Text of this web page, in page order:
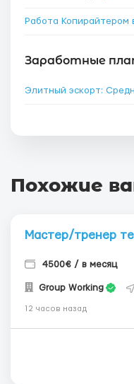
Работа Копирайтером
Заработные
Элитный эскорт:
Похожие
Мастер/тренер
4500€ / в месяц
Group Working
12 часов назад